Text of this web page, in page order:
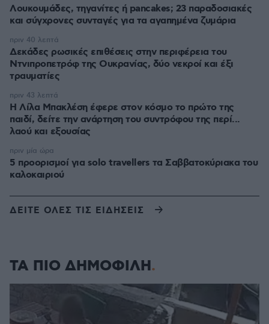
Λουκουμάδες, τηγανίτες ή pancakes; 23 παραδοσιακές
και σύγχρονες συνταγές για τα αγαπημένα ζυμάρια
Δεκάδες ρωσικές επιθέσεις στην περιφέρεια του
Ντνιπροπετρόφ της Ουκρανίας, δύο νεκροί και έξι
τραυματίες
πριν 40 λεπτά
Η Λίλα Μπακλέση έφερε στον κόσμο το πρώτο της
παιδί, δείτε την ανάρτηση του συντρόφου της περί...
λαού και εξουσίας
πριν 43 λεπτά
5 προορισμοί για solo travellers τα Σαββατοκύριακα του
καλοκαιριού
πριν μία ώρα
ΔΕΙΤΕ ΟΛΕΣ ΤΙΣ ΕΙΔΗΣΕΙΣ
ΤΑ ΠΙΟ ΔΗΜΟΦΙΛΗ